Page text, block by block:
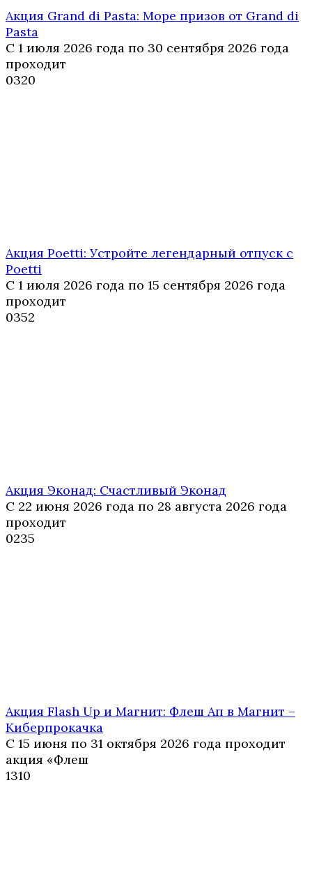
Акция Grand di Pasta: Море призов от Grand di
Pasta
С 1 июля 2026 года по 30 сентября 2026 года
проходит
0320
Акция Poetti: Устройте легендарный отпуск с
Poetti
С 1 июля 2026 года по 15 сентября 2026 года
проходит
0352
Акция Эконад: Счастливый Эконад
С 22 июня 2026 года по 28 августа 2026 года
проходит
0235
Акция Flash Up и Магнит: Флеш Ап в Магнит –
Киберпрокачка
С 15 июня по 31 октября 2026 года проходит
акция «Флеш
1310